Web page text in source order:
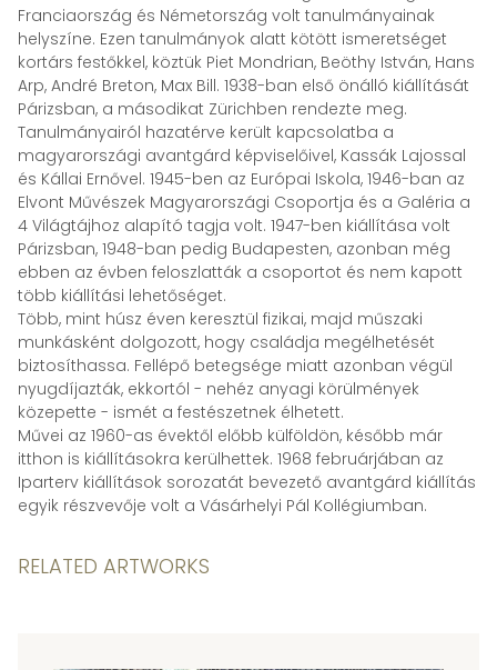
Franciaország és Németország volt tanulmányainak
helyszíne. Ezen tanulmányok alatt kötött ismeretséget
kortárs festőkkel, köztük Piet Mondrian, Beöthy István, Hans
Arp, André Breton, Max Bill. 1938-ban első önálló kiállítását
Párizsban, a másodikat Zürichben rendezte meg.
Tanulmányairól hazatérve került kapcsolatba a
magyarországi avantgárd képviselőivel, Kassák Lajossal
és Kállai Ernővel. 1945-ben az Európai Iskola, 1946-ban az
Elvont Művészek Magyarországi Csoportja és a Galéria a
4 Világtájhoz alapító tagja volt. 1947-ben kiállítása volt
Párizsban, 1948-ban pedig Budapesten, azonban még
ebben az évben feloszlatták a csoportot és nem kapott
több kiállítási lehetőséget.
Több, mint húsz éven keresztül fizikai, majd műszaki
munkásként dolgozott, hogy családja megélhetését
biztosíthassa. Fellépő betegsége miatt azonban végül
nyugdíjazták, ekkortól - nehéz anyagi körülmények
közepette - ismét a festészetnek élhetett.
Művei az 1960-as évektől előbb külföldön, később már
itthon is kiállításokra kerülhettek. 1968 februárjában az
Iparterv kiállítások sorozatát bevezető avantgárd kiállítás
egyik részvevője volt a Vásárhelyi Pál Kollégiumban.
RELATED ARTWORKS